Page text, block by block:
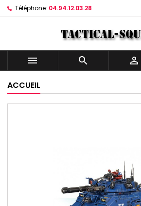
Téléphone: 04.94.12.03.28
  
ACCUEIL